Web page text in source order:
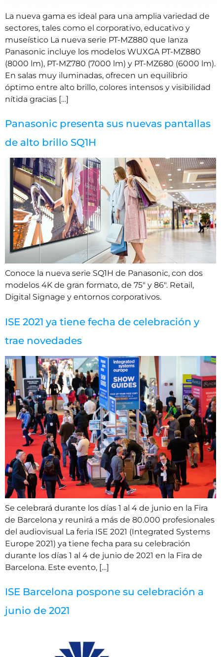
La nueva gama es ideal para una amplia variedad de
sectores, tales como el corporativo, educativo y
museístico La nueva serie PT-MZ880 que lanza
Panasonic incluye los modelos WUXGA PT-MZ880
(8000 lm), PT-MZ780 (7000 lm) y PT-MZ680 (6000 lm).
En salas muy iluminadas, ofrecen un equilibrio
óptimo entre alto brillo, colores intensos y visibilidad
nítida gracias […]
Panasonic presenta sus nuevas pantallas
de alto brillo SQ1H
Conoce la nueva serie SQ1H de Panasonic, con dos
modelos 4K de gran formato, de 75″ y 86″. Retail,
Digital Signage y entornos corporativos.
ISE 2021 ya tiene fecha de celebración y
trae novedades
Se celebrará durante los días 1 al 4 de junio en la Fira
de Barcelona y reunirá a más de 80.000 profesionales
del audiovisual La feria ISE 2021 (Integrated Systems
Europe 2021) ya tiene fecha para su celebración
durante los días 1 al 4 de junio de 2021 en la Fira de
Barcelona. Este evento, […]
ISE Barcelona pospone su celebración a
junio de 2021